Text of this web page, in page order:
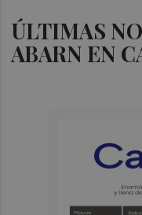
ÚLTIMAS
ABARN EN